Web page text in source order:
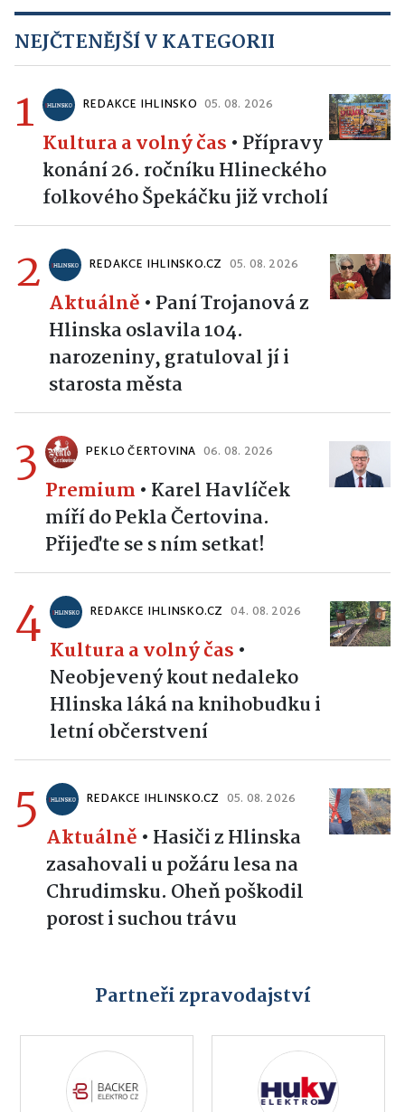
NEJČTENĚJŠÍ V KATEGORII
1 REDAKCE IHLINSKO 05. 08. 2026
Kultura a volný čas • Přípravy
konání 26. ročníku Hlineckého
folkového Špekáčku již vrcholí
2 REDAKCE IHLINSKO.CZ 05. 08. 2026
Aktuálně • Paní Trojanová z
Hlinska oslavila 104.
narozeniny, gratuloval jí i
starosta města
3 PEKLO ČERTOVINA 06. 08. 2026
Premium • Karel Havlíček
míří do Pekla Čertovina.
Přijeďte se s ním setkat!
4 REDAKCE IHLINSKO.CZ 04. 08. 2026
Kultura a volný čas •
Neobjevený kout nedaleko
Hlinska láká na knihobudku i
letní občerstvení
5 REDAKCE IHLINSKO.CZ 05. 08. 2026
Aktuálně • Hasiči z Hlinska
zasahovali u požáru lesa na
Chrudimsku. Oheň poškodil
porost i suchou trávu
Partneři zpravodajství